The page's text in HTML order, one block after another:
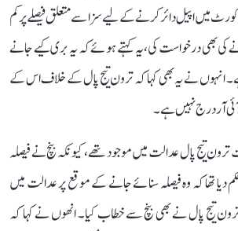
میں اپیل دائر کرنے کے لیے سزا سے متعلق فیصلے پر کم
کی بھی درخواست کی، یہ کہتے ہوئے کہ یہ بری کیے جانے
ہے۔ انہوں نے یہ بھی کہا کہ ترون تیج پال کے خلاف اس کے
آئی آر درج نہیں ہے۔
تیج پال عدالت میں موجود تھے، کیونکہ بنچ نے فیصلہ
تھا کہ وہ فیصلہ سنائے جانے کے موقع پر عدالت میں
تیج پال نے بھی بنچ سے خطاب کیا۔ انھوں نے کہا کہ